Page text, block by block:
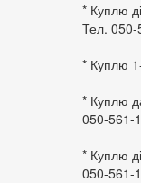
* Куплю
Тел.
* Куплю
* Куплю
050-561-
* Куплю
050-561-